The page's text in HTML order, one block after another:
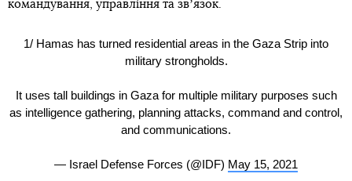
командування, управління та звʼязок.
1/ Hamas has turned residential areas in the Gaza Strip into
military strongholds.
It uses tall buildings in Gaza for multiple military purposes such
as intelligence gathering, planning attacks, command and control,
and communications.
— Israel Defense Forces (@IDF) May 15, 2021